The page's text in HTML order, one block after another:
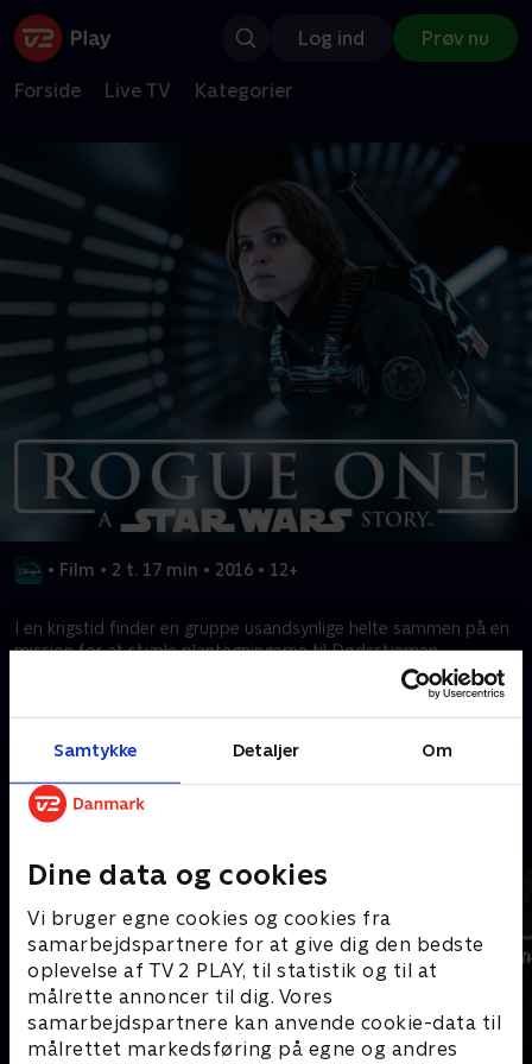
Samtykke Detaljer Om
Dine data og cookies
Vi bruger egne cookies og cookies fra
samarbejdspartnere for at give dig den bedste
oplevelse af TV 2 PLAY, til statistik og til at
målrette annoncer til dig. Vores
samarbejdspartnere kan anvende cookie-data til
målrettet markedsføring på egne og andres
Log ind Prøv nu
Forside Live TV Kategorier
• Film • 2 t. 17 min • 2016 • 12+
I en krigstid finder en gruppe usandsynlige helte sammen på en
mission for at stjæle plantegningerne til Dødsstjernen,
Kræver tilkøb
Mere indhold fra Disney+